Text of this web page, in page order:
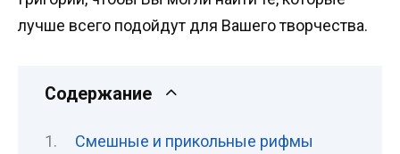
лучше всего подойдут для Вашего творчества.
Содержание
Смешные и прикольные рифмы